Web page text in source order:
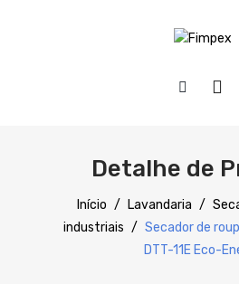
QUEM SOMOS
PRODUTOS
Preparação
Detalhe de
Início / Lavandaria /
industriais / Secador de
DTT-11E Eco-